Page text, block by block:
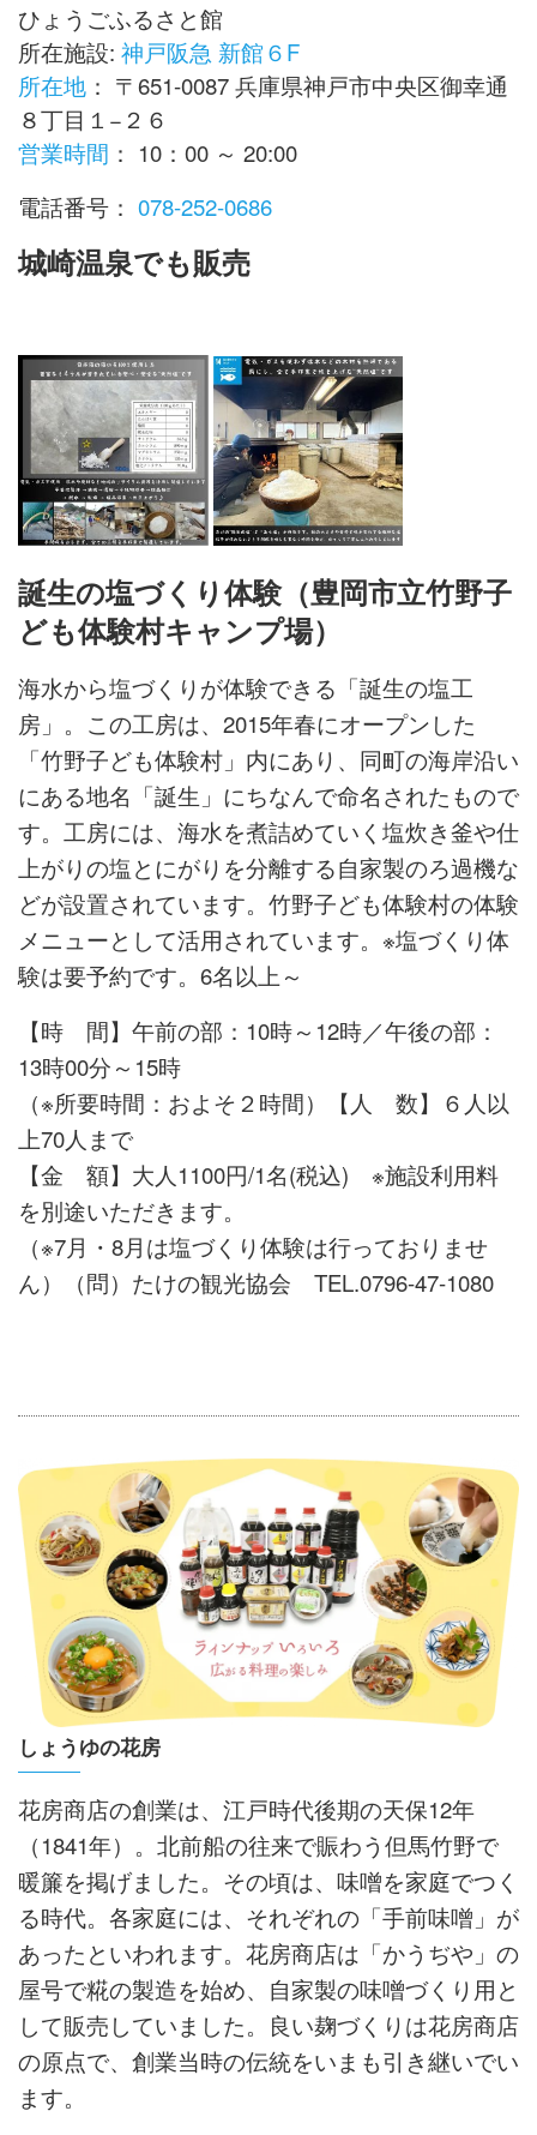
ひょうごふるさと館
所在施設: 神戸阪急 新館６F
所在地 ： 〒651-0087 兵庫県神戸市中央区御幸通
８丁目１−２６
営業時間 ： 10：00 ～ 20:00
電話番号： 078-252-0686
城崎温泉でも販売
誕生の塩づくり体験（豊岡市立竹野子
ども体験村キャンプ場）
海水から塩づくりが体験できる「誕生の塩工
房」。この工房は、2015年春にオープンした
「竹野子ども体験村」内にあり、同町の海岸沿い
にある地名「誕生」にちなんで命名されたもので
す。 工房には、海水を煮詰めていく塩炊き釜や仕
上がりの塩とにがりを分離する自家製のろ過機な
どが設置されています。竹野子ども体験村の体験
メニューとして活用されています。 ※塩づくり体
験は要予約です。6名以上～
【時 間】午前の部：10時～12時／午後の部：
13時00分～15時
（※所要時間：およそ２時間）
【人 数】６人以
上70人まで
【金 額】大人1100円/1名(税込) ※施設利用料
を別途いただきます。
（※7月・8月は塩づくり体験は行っておりませ
ん）
（問）たけの観光協会 TEL.0796-47-1080
しょうゆの花房
花房商店の創業は、江戸時代後期の天保12年
（1841年）。北前船の往来で賑わう但馬竹野で
暖簾を掲げました。その頃は、味噌を家庭でつく
る時代。各家庭には、それぞれの「手前味噌」が
あったといわれます。花房商店は「かうぢや」の
屋号で糀の製造を始め、自家製の味噌づくり用と
して販売していました。良い麹づくりは花房商店
の原点で、創業当時の伝統をいまも引き継いでい
ます。